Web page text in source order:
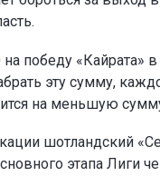
победу «Кайрата»
эту сумму,
на меньшую
шотландский
этапа